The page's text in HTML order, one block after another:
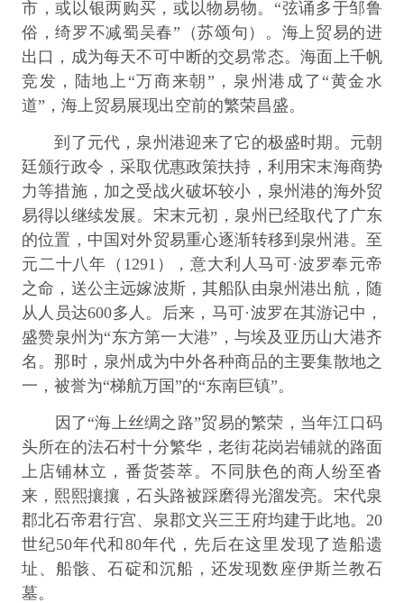
市，或以银两购买，或以物易物。“弦诵多于邹鲁
俗，绮罗不减蜀吴春”（苏颂句）。海上贸易的进
出口，成为每天不可中断的交易常态。海面上千帆
竞发，陆地上“万商来朝”，泉州港成了“黄金水
道”，海上贸易展现出空前的繁荣昌盛。
到了元代，泉州港迎来了它的极盛时期。元朝
廷颁行政令，采取优惠政策扶持，利用宋末海商势
力等措施，加之受战火破坏较小，泉州港的海外贸
易得以继续发展。宋末元初，泉州已经取代了广东
的位置，中国对外贸易重心逐渐转移到泉州港。至
元二十八年（1291），意大利人马可·波罗奉元帝
之命，送公主远嫁波斯，其船队由泉州港出航，随
从人员达600多人。后来，马可·波罗在其游记中，
盛赞泉州为“东方第一大港”，与埃及亚历山大港齐
名。那时，泉州成为中外各种商品的主要集散地之
一，被誉为“梯航万国”的“东南巨镇”。
因了“海上丝绸之路”贸易的繁荣，当年江口码
头所在的法石村十分繁华，老街花岗岩铺就的路面
上店铺林立，番货荟萃。不同肤色的商人纷至沓
来，熙熙攘攘，石头路被踩磨得光溜发亮。宋代泉
郡北石帝君行宫、泉郡文兴三王府均建于此地。20
世纪50年代和80年代，先后在这里发现了造船遗
址、船骸、石碇和沉船，还发现数座伊斯兰教石
墓。